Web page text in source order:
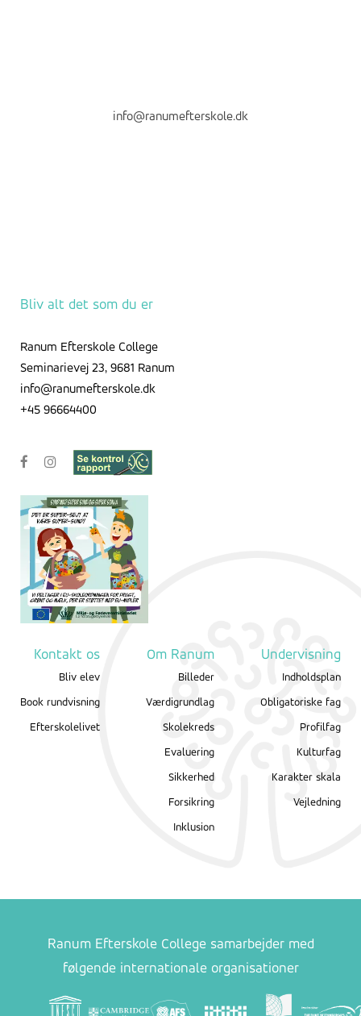
info@ranumefterskole.dk
Bliv alt det som du er
Ranum Efterskole College
Seminarievej 23, 9681 Ranum
info@ranumefterskole.dk
+45 96664400
Kontakt os
Bliv elev
Book rundvisning
Efterskolelivet
Om Ranum
Billeder
Værdigrundlag
Skolekreds
Evaluering
Sikkerhed
Forsikring
Inklusion
Undervisning
Indholdsplan
Obligatoriske fag
Profilfag
Kulturfag
Karakter skala
Vejledning
Ranum Efterskole College samarbejder med
følgende internationale organisationer